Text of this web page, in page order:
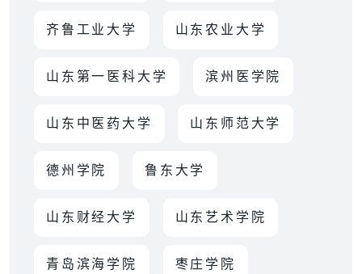
齐鲁工业大学 山东农业大学
山东第一医科大学 滨州医学院
山东中医药大学 山东师范大学
德州学院 鲁东大学
山东财经大学 山东艺术学院
青岛滨海学院 枣庄学院